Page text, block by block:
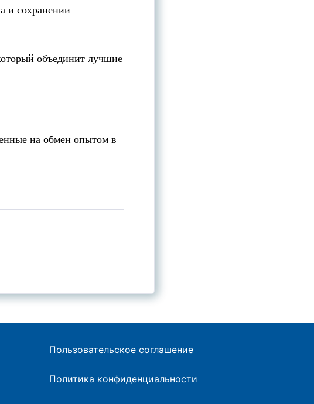
и сохранении
объединит лучшие
на обмен опытом в
Пользовательское соглашение
Политика конфиденциальности